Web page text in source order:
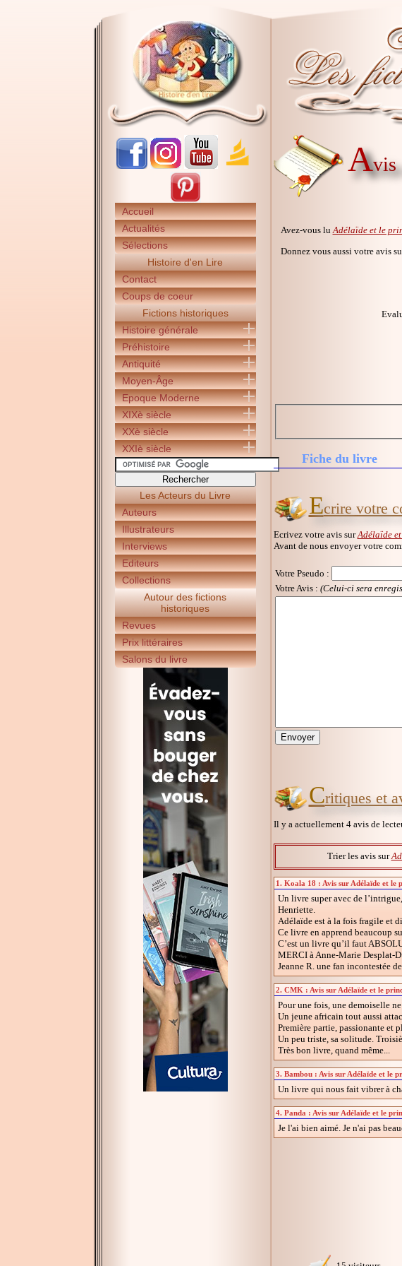
Accueil
Actualités
Sélections
Histoire d'en Lire
Contact
Coups de coeur
Fictions historiques
Histoire générale
Préhistoire
Antiquité
Moyen-Âge
Epoque Moderne
XIXè siècle
XXè siècle
XXIè siècle
Les Acteurs du Livre
Auteurs
Illustrateurs
Interviews
Editeurs
Collections
Autour des fictions
historiques
Revues
Prix littéraires
Salons du livre
Avis
Avez-vous luAdélaïde et le
Donnez vous aussi votre avis
Fiche du livre
Ecrire votre
Ecrivez votre avis surAdélaïde
Avant de nous envoyer votre
Votre Pseudo :
Votre Avis : (Celui-ci sera
Critiques et
Il y a actuellement 4 avis de
Trier les avis sur
1. Koala 18 : Avis sur Adélaïde et le
Un livre super avec de
Henriette.
Adélaïde est à la fois fragile et
Ce livre en apprend beaucoup
C’est un livre qu’il faut
MERCI à Anne-Marie Desplat-
Jeanne R. une fan incontestée
2. CMK : Avis sur Adélaïde et le
Pour une fois, une demoiselle
Un jeune africain tout aussi
Première partie, passionante et
Un peu triste, sa solitude.
Très bon livre, quand même...
3. Bambou : Avis sur Adélaïde et le
Un livre qui nous fait vibrer à
4. Panda : Avis sur Adélaïde et le
Je l'ai bien aimé. Je n'ai pas